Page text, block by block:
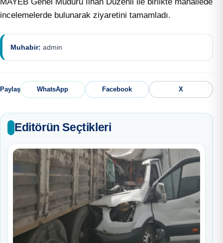
incelemelerde bulunarak ziyaretini tamamladı.
Muhabir: admin
Paylaş WhatsApp Facebook X
Editörün Seçtikleri